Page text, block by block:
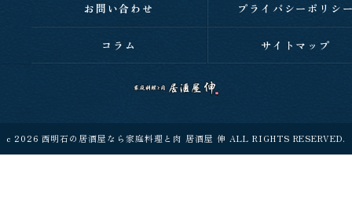
お問い合わせ プライバシーポリシ
コラム サイトマップ
c 2026 西明石の居酒屋なら家庭料理と肉 居酒屋 伸 ALL RIGHTS RESERVED.